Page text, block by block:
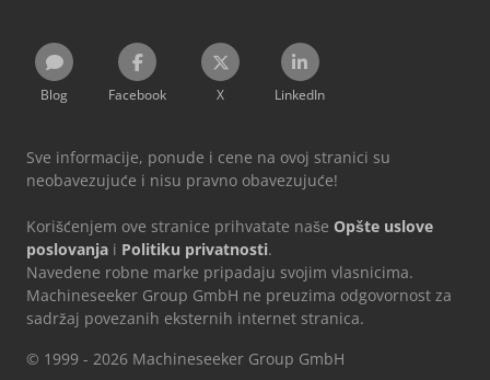
Blog Facebook X LinkedIn
Sve informacije, ponude i cene na ovoj stranici su
neobavezujuće i nisu pravno obavezujuće!
Korišćenjem ove stranice prihvatate naše Opšte uslove
poslovanja i Politiku privatnosti.
Navedene robne marke pripadaju svojim vlasnicima.
Machineseeker Group GmbH ne preuzima odgovornost za
sadržaj povezanih eksternih internet stranica.
© 1999 - 2026 Machineseeker Group GmbH